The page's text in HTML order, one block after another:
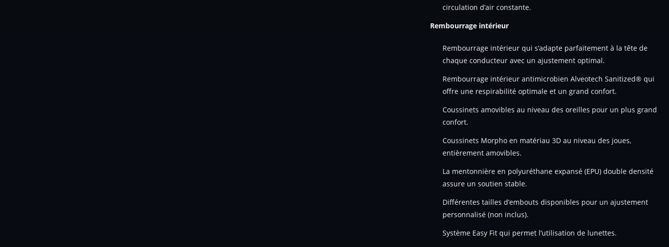
circulation d’air constante.
Rembourrage intérieur
Rembourrage intérieur qui s’adapte parfaitement à la tête de
chaque conducteur avec un ajustement optimal.
Rembourrage intérieur antimicrobien Alveotech Sanitized® qui
offre une respirabilité optimale et un grand confort.
Coussinets amovibles au niveau des oreilles pour un plus grand
confort.
Coussinets Morpho en matériau 3D au niveau des joues,
entièrement amovibles.
La mentonnière en polyuréthane expansé (EPU) double densité
assure un soutien stable.
Différentes tailles d’embouts disponibles pour un ajustement
personnalisé (non inclus).
Système Easy Fit qui permet l’utilisation de lunettes.